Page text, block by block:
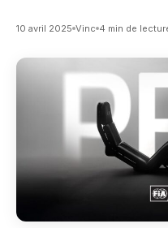
10 avril 2025 Vinc 4 min de